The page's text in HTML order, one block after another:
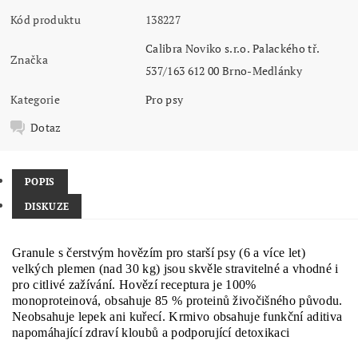
Kód produktu 138227
Značka
Calibra Noviko s.r.o. Palackého tř.
537/163 612 00 Brno-Medlánky
Kategorie
Pro psy
Dotaz
POPIS
DISKUZE
Granule s čerstvým hovězím pro starší psy (6 a více let)
velkých plemen (nad 30 kg) jsou skvěle stravitelné a vhodné i
pro citlivé zažívání. Hovězí receptura je 100%
monoproteinová, obsahuje 85 % proteinů živočišného původu.
Neobsahuje lepek ani kuřecí. Krmivo obsahuje funkční aditiva
napomáhající zdraví kloubů a podporující detoxikaci